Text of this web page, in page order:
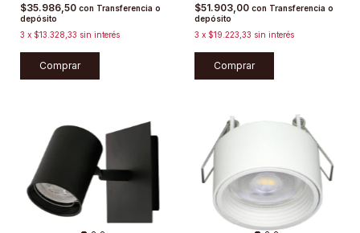
$35.986,50 con Transferencia o
depósito
3 x $13.328,33 sin interés
Comprar
$51.903,00 con Transferencia o
depósito
3 x $19.223,33 sin interés
Comprar